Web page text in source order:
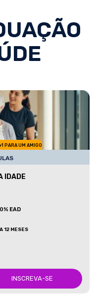
PARA UM AMIGO
IDADE
EAD
12 MESES
INSCREVA-SE